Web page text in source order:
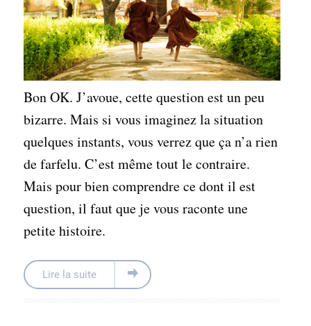
Bon OK. J’avoue, cette question est un peu
bizarre. Mais si vous imaginez la situation
quelques instants, vous verrez que ça n’a rien
de farfelu. C’est même tout le contraire.
Mais pour bien comprendre ce dont il est
question, il faut que je vous raconte une
petite histoire.
Lire la suite